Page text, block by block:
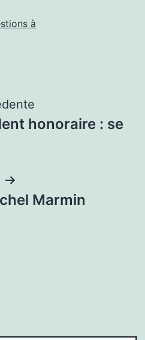
à
honoraire : se
Marmin